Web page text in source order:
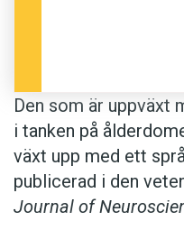
Den som är uppväxt
i tanken på
växt upp med ett
publicerad i den
Journal of